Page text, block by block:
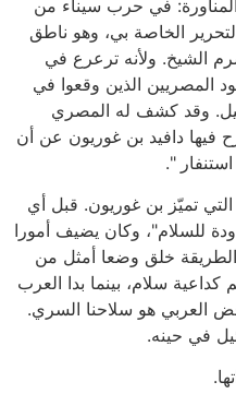
في حرب سيناء من
التحرير الخاصة بي، وهو ناطق
شرم الشيخ. ولأنه ترعرع في
المصريين الذين وقعوا في
وقد كشف له المصري
فيها دافيد بن غوريون عن أن
".
تميّز بن غوريون. قبل أي
للسلام"، وكان يضيف أمورا
الطريقة خلق وضعا أمثل من
سلام، بينما بدا العرب
العربي هو سلاحنا السري.
في حينه.